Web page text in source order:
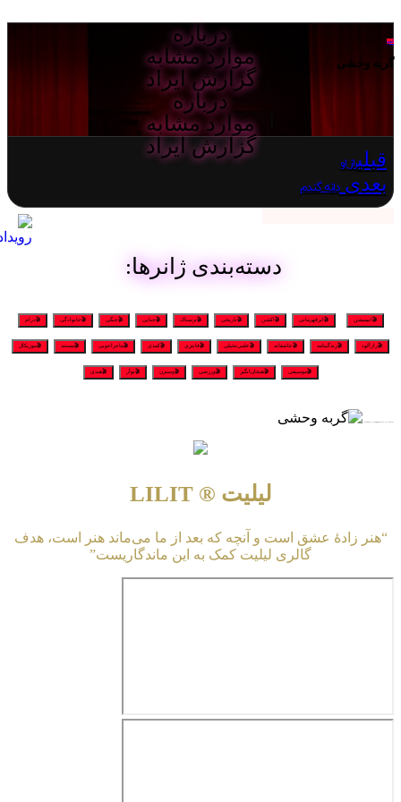
لغو
گربه وحشی
درباره
موارد مشابه
گزارش ایراد
درباره
موارد مشابه
گزارش ایراد
قبلیراز او
بعدیدانه گندم
دسته‌بندی ژانرها:
🎬انیمیشن 🎬ابرقهرمانی 🎬اکشن 🎬تاریخی 🎬ترسناک 🎬جنایی 🎬جنگی 🎬خانوادگی 🎬درام
🎬رازآلود 🎬زندگینامه 🎬عاشقانه 🎬علمی‌تخیلی 🎬فانتزی 🎬کمدی 🎬ماجراجویی 🎬مستند 🎬موزیکال
🎬موسیقی 🎬هیجان‌انگیز 🎬ورزشی 🎬وسترن 🎬نوآر 🎬هندی
لیلیت ® LILIT
“هنر زادهٔ عشق است و آنچه که بعد از ما می‌ماند هنر است، هدف
گالری لیلیت کمک به این ماندگاریست”